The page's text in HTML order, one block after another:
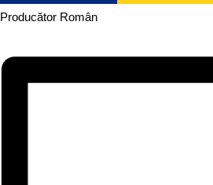
Producător Român